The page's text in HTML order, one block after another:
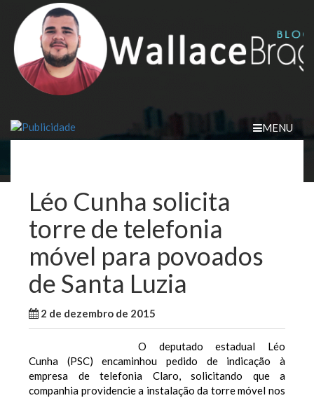
content
MENU
Léo Cunha solicita
torre de telefonia
móvel para povoados
de Santa Luzia
2 de dezembro de 2015
O deputado estadual Léo
Cunha (PSC) encaminhou pedido de indicação à
empresa de telefonia Claro, solicitando que a
companhia providencie a instalação da torre móvel nos